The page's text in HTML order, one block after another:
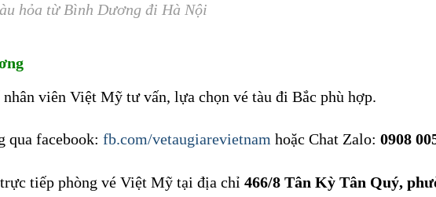
hỏa từ Bình Dương đi Hà Nội
nhân viên Việt Mỹ tư vấn, lựa chọn vé tàu đi Bắc phù hợp.
qua facebook: fb.com/vetaugiarevietnam hoặc Chat Zalo: 0908
tiếp phòng vé Việt Mỹ tại địa chỉ 466/8 Tân Kỳ Tân Quý,